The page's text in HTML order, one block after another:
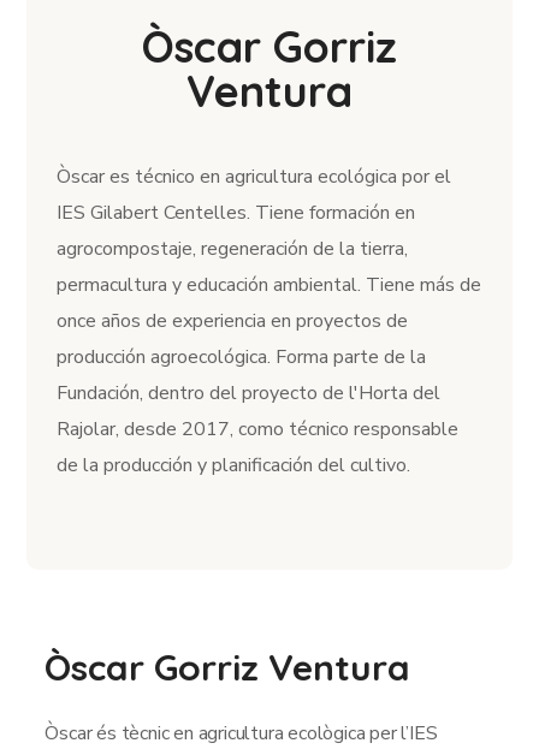
Òscar Gorriz
Ventura
Òscar es técnico en agricultura ecológica por el
IES Gilabert Centelles. Tiene formación en
agrocompostaje, regeneración de la tierra,
permacultura y educación ambiental. Tiene más de
once años de experiencia en proyectos de
producción agroecológica. Forma parte de la
Fundación, dentro del proyecto de l'Horta del
Rajolar, desde 2017, como técnico responsable
de la producción y planificación del cultivo.
Òscar Gorriz Ventura
Òscar és tècnic en agricultura ecològica per l’IES